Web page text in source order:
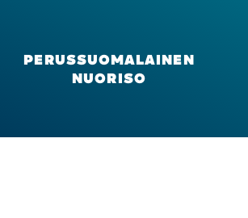
PERUSSUOMALAINEN
NUORISO